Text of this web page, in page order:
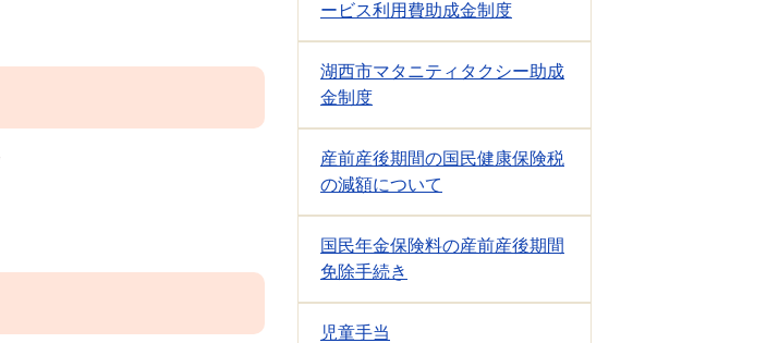
ービス利用費助成金制度
湖西市マタニティタクシー助成
金制度
産前産後期間の国民健康保険税
の減額について
国民年金保険料の産前産後期間
免除手続き
児童手当